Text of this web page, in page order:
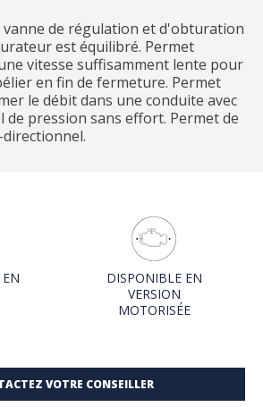
vanne de régulation et d'obturation
est équilibré. Permet
vitesse suffisamment lente pour
en fin de fermeture. Permet
le débit dans une conduite avec
pression sans effort. Permet de
DISPONIBLE EN
VERSION
MOTORISÉE
VOTRE CONSEILLER